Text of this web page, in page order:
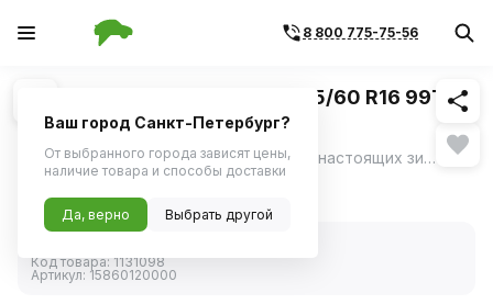
8 800 775-75-56
1/3 Похожие
Шина зимняя Torero MP30 215/60 R16 99T
шип
Torero MP30 - шипованная резина для настоящих зимних условий: • непревзойденное сцепление и безопасность на льду, • уверенное вождение на снегу, • готовность шины к самым суровым зимним условиям. ещё
Код товара:1131098
Артикул: 15860120000
Ваш город Санкт-Петербург?
От выбранного города зависят цены,
наличие товара и способы доставки
Да, верно Выбрать другой